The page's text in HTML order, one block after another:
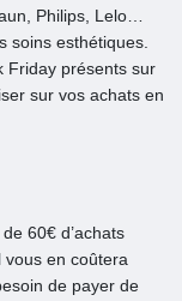
Philips, Lelo…
soins esthétiques.
Friday présents sur
sur vos achats en
60€ d’achats
vous en coûtera
de payer de